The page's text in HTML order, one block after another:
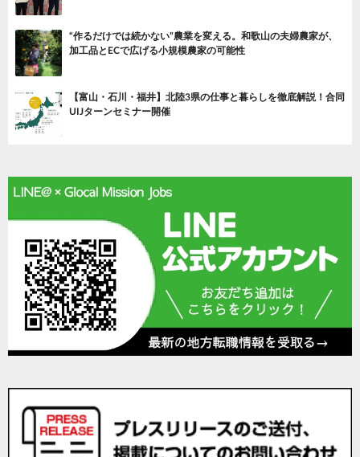
“作るだけでは続かない”農業を変える。和歌山の夫婦農家が、
加工品とECで広げる小規模農家の可能性
【富山・石川・福井】北陸3県の仕事と暮らしを徹底解説！合同
UIJターンセミナー開催